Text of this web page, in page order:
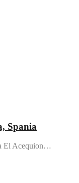
Spania
El Acequion…